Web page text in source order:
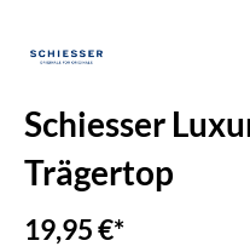
Schiesser
Trägertop
19,95 €*